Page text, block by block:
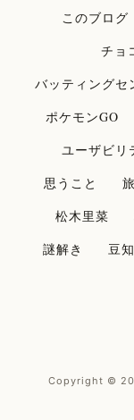
このブログ
チョ
バッティングセ
ポケモンGO
ユーザビリ
思うこと
旅
松木里菜
謎解き
豆
Copyright ©